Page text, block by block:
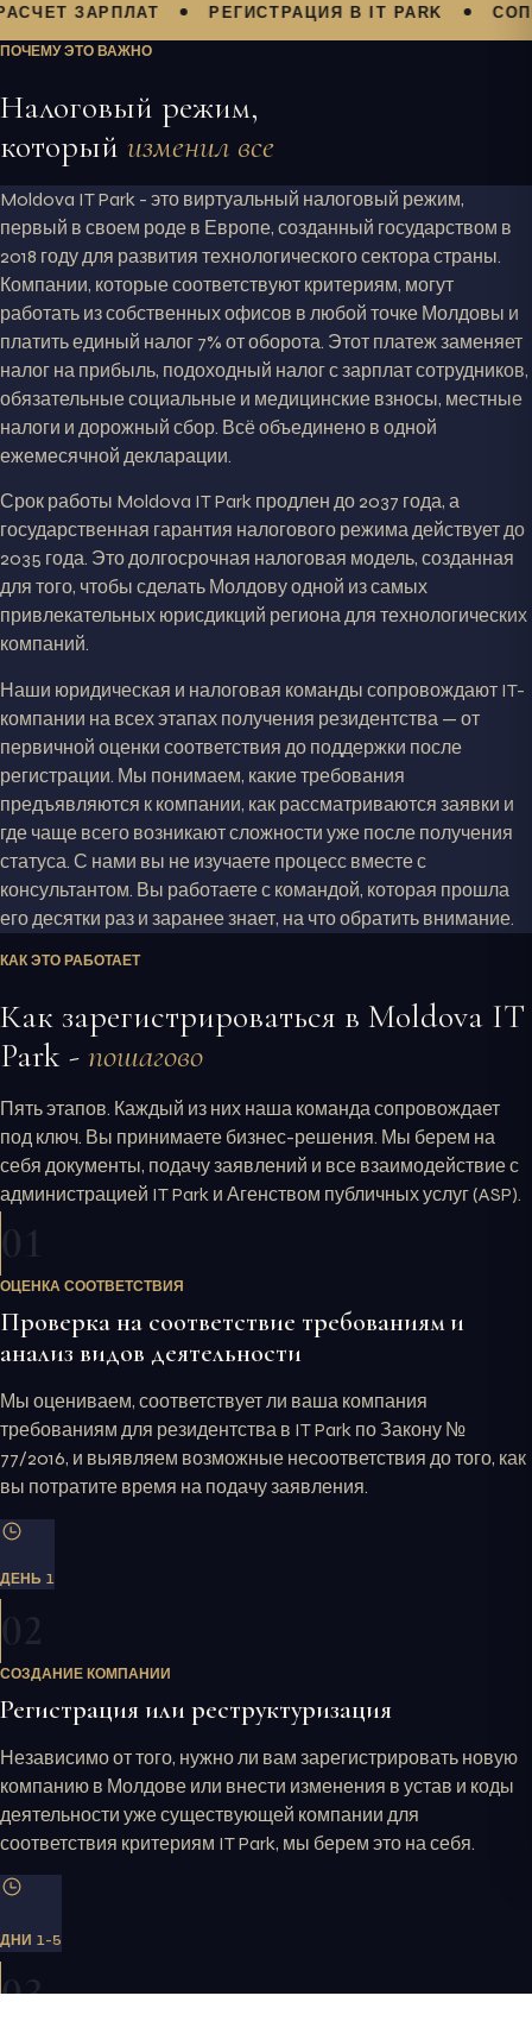
ЗАРПЛАТ РЕГИСТРАЦИЯ В IT PARK
ПОЧЕМУ ЭТО ВАЖНО
Налоговый режим,
который изменил все
Moldova IT Park - это виртуальный налоговый режим,
первый в своем роде в Европе, созданный государством в
2018 году для развития технологического сектора страны.
Компании, которые соответствуют критериям, могут
работать из собственных офисов в любой точке Молдовы и
платить единый налог 7% от оборота. Этот платеж заменяет
налог на прибыль, подоходный налог с зарплат сотрудников,
обязательные социальные и медицинские взносы, местные
налоги и дорожный сбор. Всё объединено в одной
ежемесячной декларации.
Срок работы Moldova IT Park продлен до 2037 года, а
государственная гарантия налогового режима действует до
2035 года. Это долгосрочная налоговая модель, созданная
для того, чтобы сделать Молдову одной из самых
привлекательных юрисдикций региона для технологических
компаний.
Наши юридическая и налоговая команды сопровождают IT-
компании на всех этапах получения резидентства — от
первичной оценки соответствия до поддержки после
регистрации. Мы понимаем, какие требования
предъявляются к компании, как рассматриваются заявки и
где чаще всего возникают сложности уже после получения
статуса. С нами вы не изучаете процесс вместе с
консультантом. Вы работаете с командой, которая прошла
его десятки раз и заранее знает, на что обратить внимание.
КАК ЭТО РАБОТАЕТ
Как зарегистрироваться в Moldova IT
Park - пошагово
Пять этапов. Каждый из них наша команда сопровождает
под ключ. Вы принимаете бизнес-решения. Мы берем на
себя документы, подачу заявлений и все взаимодействие с
администрацией IT Park и Агенством публичных услуг(ASP).
ОЦЕНКА СООТВЕТСТВИЯ
Проверка на соответствие требованиям и
анализ видов деятельности
Мы оцениваем, соответствует ли ваша компания
требованиям для резидентства в IT Park по Закону №
77/2016, и выявляем возможные несоответствия до того, как
вы потратите время на подачу заявления.
ДЕНЬ 1
СОЗДАНИЕ КОМПАНИИ
Регистрация или реструктуризация
Независимо от того, нужно ли вам зарегистрировать новую
компанию в Молдове или внести изменения в устав и коды
деятельности уже существующей компании для
соответствия критериям IT Park, мы берем это на себя.
ДНИ 1-5
03